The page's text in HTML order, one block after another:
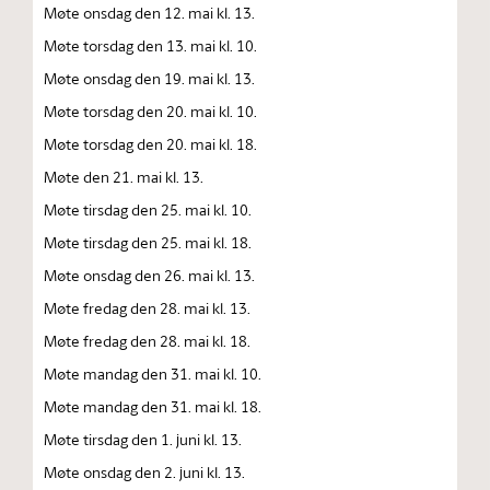
Møte onsdag den 12. mai kl. 13.
Møte torsdag den 13. mai kl. 10.
Møte onsdag den 19. mai kl. 13.
Møte torsdag den 20. mai kl. 10.
Møte torsdag den 20. mai kl. 18.
Møte den 21. mai kl. 13.
Møte tirsdag den 25. mai kl. 10.
Møte tirsdag den 25. mai kl. 18.
Møte onsdag den 26. mai kl. 13.
Møte fredag den 28. mai kl. 13.
Møte fredag den 28. mai kl. 18.
Møte mandag den 31. mai kl. 10.
Møte mandag den 31. mai kl. 18.
Møte tirsdag den 1. juni kl. 13.
Møte onsdag den 2. juni kl. 13.